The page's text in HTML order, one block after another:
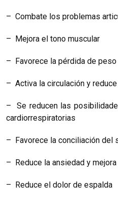
– Combate los problemas
– Mejora el tono muscular
– Favorece la pérdida de peso
– Activa la circulación y
– Se reducen las
cardiorrespiratorias
– Favorece la conciliación del
– Reduce la ansiedad y
– Reduce el dolor de espalda